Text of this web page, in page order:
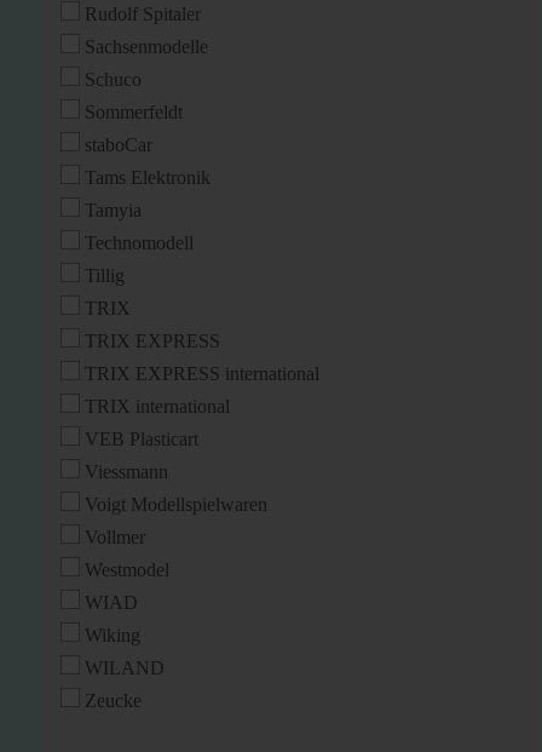
Rudolf Spitaler
Sachsenmodelle
Schuco
Sommerfeldt
staboCar
Tams Elektronik
Tamyia
Technomodell
Tillig
TRIX
TRIX EXPRESS
TRIX EXPRESS international
TRIX international
VEB Plasticart
Viessmann
Voigt Modellspielwaren
Vollmer
Westmodel
WIAD
Wiking
WILAND
Zeucke